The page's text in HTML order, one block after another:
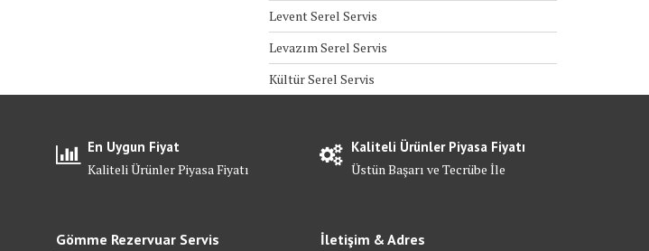
Levent Serel Servis
Levazım Serel Servis
Kültür Serel Servis
En Uygun Fiyat
Kaliteli Ürünler Piyasa Fiyatı
Kaliteli Ürünler Piyasa Fiyatı
Üstün Başarı ve Tecrübe İle
Gömme Rezervuar Servis İletişim & Adres